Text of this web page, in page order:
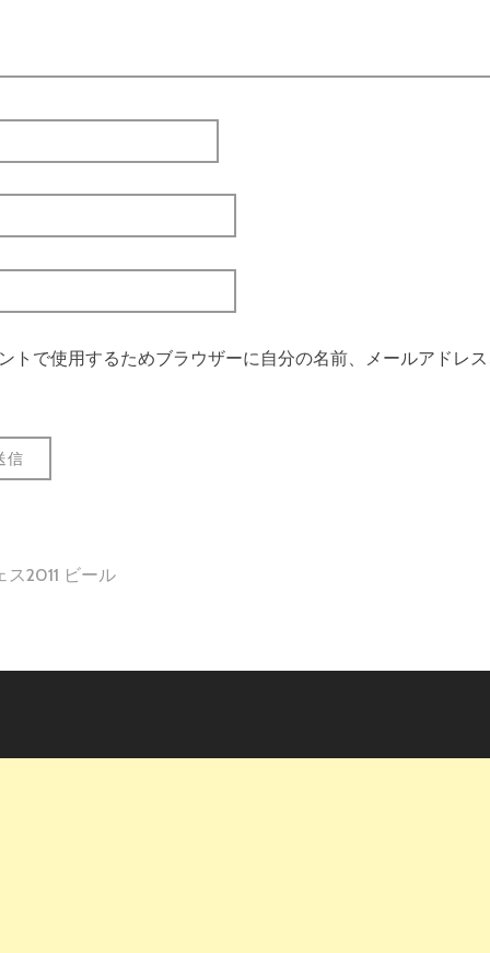
トで使用するためブラウザーに自分の名前、メールアドレ
ス2011 ビール